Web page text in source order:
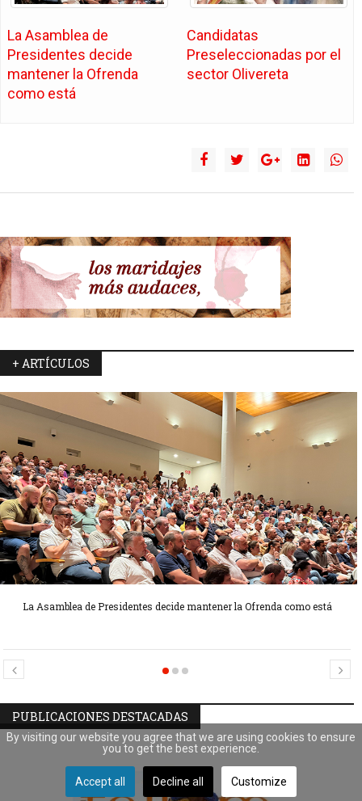
La Asamblea de
Presidentes decide
mantener la Ofrenda
como está
Candidatas
Preseleccionadas por el
sector Olivereta
+ ARTÍCULOS
La Asamblea de Presidentes decide mantener la Ofrenda como está
Candidatas Preseleccionadas por el sector Olivereta
Candidatas Preseleccionadas por el sector Sector La Seu-La Xerea-El
PUBLICACIONES DESTACADAS
By visiting our website you agree that we are using cookies to ensure
you to get the best experience.
Accept all Decline all Customize